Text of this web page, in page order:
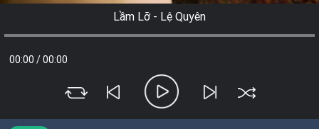
Lầm Lỡ - Lệ Quyên
00:00 /00:00